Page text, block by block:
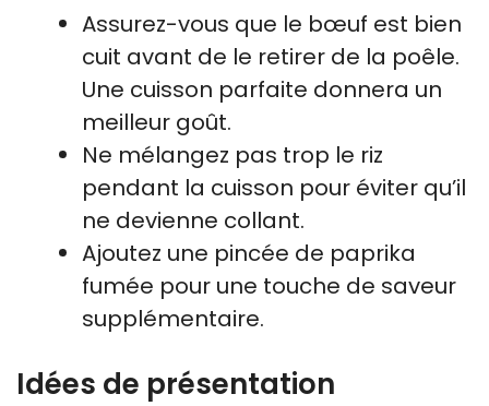
Assurez-vous que le bœuf est bien
cuit avant de le retirer de la poêle.
Une cuisson parfaite donnera un
meilleur goût.
Ne mélangez pas trop le riz
pendant la cuisson pour éviter qu’il
ne devienne collant.
Ajoutez une pincée de paprika
fumée pour une touche de saveur
supplémentaire.
Idées de présentation